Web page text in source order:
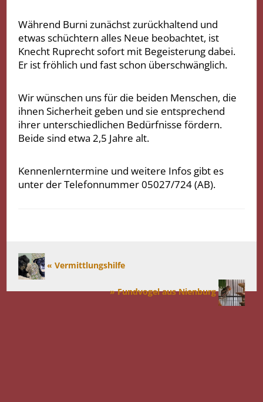
Während Burni zunächst zurückhaltend und
etwas schüchtern alles Neue beobachtet, ist
Knecht Ruprecht sofort mit Begeisterung dabei.
Er ist fröhlich und fast schon überschwänglich.
Wir wünschen uns für die beiden Menschen, die
ihnen Sicherheit geben und sie entsprechend
ihrer unterschiedlichen Bedürfnisse fördern.
Beide sind etwa 2,5 Jahre alt.
Kennenlerntermine und weitere Infos gibt es
unter der Telefonnummer 05027/724 (AB).
« Vermittlungshilfe
» Fundvogel aus Nienburg